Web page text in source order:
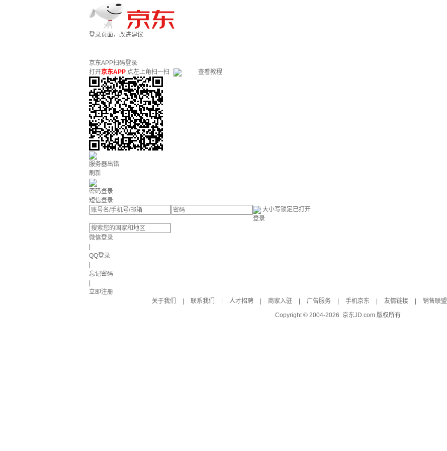
登录页面，改进建议
京东APP扫码登录
打开京东APP 点左上角扫一扫 查看教程
服务器出错
刷新
密码登录
短信登录
大小写锁定已打开
登录
微信登录
QQ登录
忘记密码
立即注册
关于我们
联系我们 人才招聘 商家入驻 广告服务 手机京东 友情链接 销售联盟
Copyright © 2004-2026 京东JD.com 版权所有